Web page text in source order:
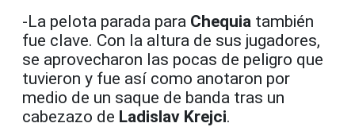
-La pelota parada para Chequia también
fue clave. Con la altura de sus jugadores,
se aprovecharon las pocas de peligro que
tuvieron y fue así como anotaron por
medio de un saque de banda tras un
cabezazo de Ladislav Krejci.